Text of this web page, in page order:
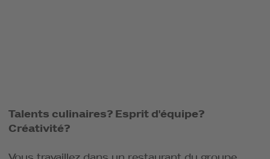
Talents culinaires? Esprit d'équipe?
Créativité?